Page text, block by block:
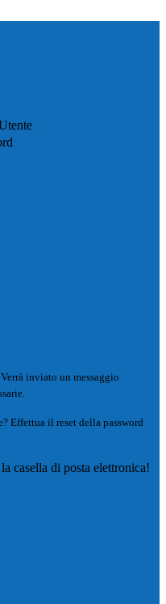
Verrà inviato un messaggio
Effettua il reset della password
casella di posta elettronica!